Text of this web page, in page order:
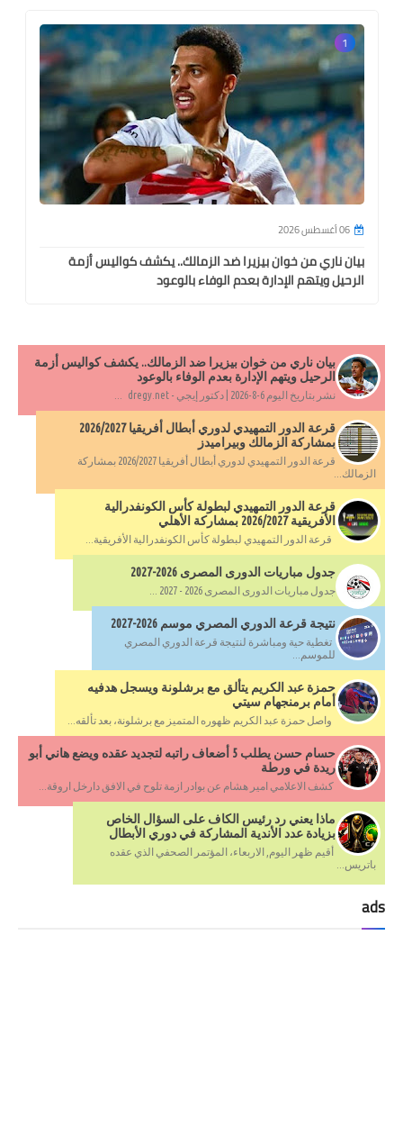
1
06 أغسطس 2026
بيان ناري من خوان بيزيرا ضد الزمالك.. يكشف كواليس أزمة
الرحيل ويتهم الإدارة بعدم الوفاء بالوعود
بيان ناري من خوان بيزيرا ضد الزمالك.. يكشف كواليس أزمة
الرحيل ويتهم الإدارة بعدم الوفاء بالوعود
نشر بتاريخ اليوم 6-8-2026 | دكتور إيجي - dregy.net ...
قرعة الدور التمهيدي لدوري أبطال أفريقيا 2026/2027
بمشاركة الزمالك وبيراميدز
قرعة الدور التمهيدي لدوري أبطال أفريقيا 2026/2027 بمشاركة
الزمالك...
قرعة الدور التمهيدي لبطولة كأس الكونفدرالية
الأفريقية 2026/2027 بمشاركة الأهلي
قرعة الدور التمهيدي لبطولة كأس الكونفدرالية الأفريقية...
جدول مباريات الدورى المصرى 2026-2027
جدول مباريات الدورى المصرى 2026 - 2027 ...
نتيجة قرعة الدوري المصري موسم 2026-2027
تغطية حية ومباشرة لنتيجة قرعة الدوري المصري
للموسم...
حمزة عبد الكريم يتألق مع برشلونة ويسجل هدفيه
أمام برمنجهام سيتي
واصل حمزة عبد الكريم ظهوره المتميز مع برشلونة، بعد تألقه...
حسام حسن يطلب 5 أضعاف راتبه لتجديد عقده ويضع هاني أبو
ريدة في ورطة
كشف الاعلامي امير هشام عن بوادر ازمة تلوح في الافق دارخل اروقة...
ماذا يعني رد رئيس الكاف على السؤال الخاص
بزيادة عدد الأندية المشاركة في دوري الأبطال
أقيم ظهر اليوم, الاربعاء، المؤتمر الصحفي الذي عقده
باتريس...
ads